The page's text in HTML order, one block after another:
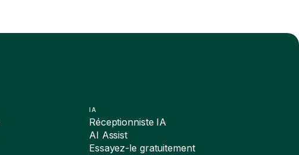
IA
Réceptionniste IA
AI Assist
Essayez-le gratuitement